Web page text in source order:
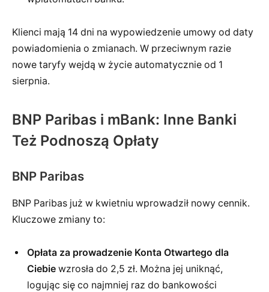
Klienci mają 14 dni na wypowiedzenie umowy od daty
powiadomienia o zmianach. W przeciwnym razie
nowe taryfy wejdą w życie automatycznie od 1
sierpnia.
BNP Paribas i mBank: Inne Banki
Też Podnoszą Opłaty
BNP Paribas
BNP Paribas już w kwietniu wprowadził nowy cennik.
Kluczowe zmiany to:
Opłata za prowadzenie Konta Otwartego dla
Ciebie wzrosła do 2,5 zł. Można jej uniknąć,
logując się co najmniej raz do bankowości